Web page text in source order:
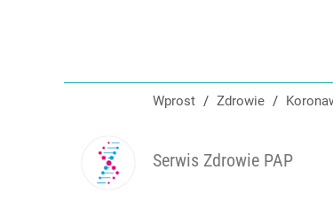
Wprost / Zdrowie /
Serwis Zdrowie PAP